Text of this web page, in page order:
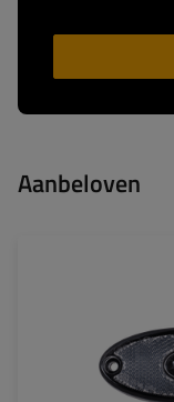
Aanbeloven
Lampfuncties:
markeringslampen: